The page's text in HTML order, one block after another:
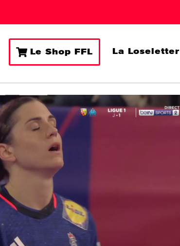
Le Shop FFL La Loseletter